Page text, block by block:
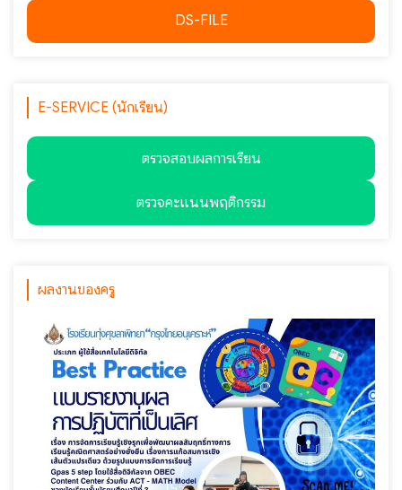
DS-FILE
E-SERVICE (นักเรียน)
ตรวจสอบผลการเรียน
ตรวจคะแนนพฤติกรรม
ผลงานของครู